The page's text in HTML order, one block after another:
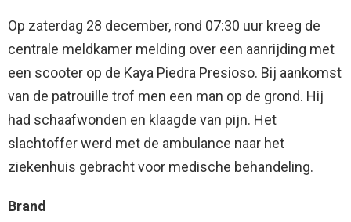
Op zaterdag 28 december, rond 07:30 uur kreeg de
centrale meldkamer melding over een aanrijding met
een scooter op de Kaya Piedra Presioso. Bij aankomst
van de patrouille trof men een man op de grond. Hij
had schaafwonden en klaagde van pijn. Het
slachtoffer werd met de ambulance naar het
ziekenhuis gebracht voor medische behandeling.
Brand